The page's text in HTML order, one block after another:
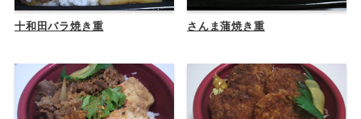
十和田バラ焼き重 さんま蒲焼き重